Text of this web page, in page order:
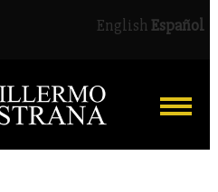
English Español